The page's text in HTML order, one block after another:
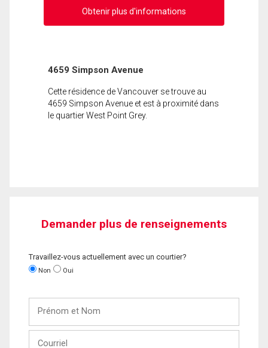
Obtenir plus d'informations
4659 Simpson Avenue
Cette résidence de Vancouver se trouve au
4659 Simpson Avenue et est à proximité dans
le quartier West Point Grey.
Demander plus de renseignements
Travaillez-vous actuellement avec un courtier?
Non Oui
Nom